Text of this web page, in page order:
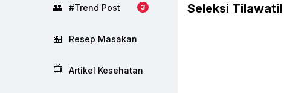
👥 #Trend Post 3
🏪 Resep Masakan
📺 Artikel Kesehatan
Seleksi